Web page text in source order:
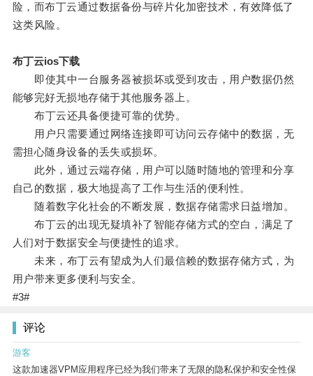
险，而布丁云通过数据备份与碎片化加密技术，有效降低了
这类风险。
布丁云ios下载
即使其中一台服务器被损坏或受到攻击，用户数据仍然
能够完好无损地存储于其他服务器上。
布丁云还具备便捷可靠的优势。
用户只需要通过网络连接即可访问云存储中的数据，无
需担心随身设备的丢失或损坏。
此外，通过云端存储，用户可以随时随地的管理和分享
自己的数据，极大地提高了工作与生活的便利性。
随着数字化社会的不断发展，数据存储需求日益增加。
布丁云的出现无疑填补了智能存储方式的空白，满足了
人们对于数据安全与便捷性的追求。
未来，布丁云有望成为人们最信赖的数据存储方式，为
用户带来更多便利与安全。
#3#
评论
游客
这款加速器VPM应用程序已经为我们带来了无限的隐私保护和安全性保